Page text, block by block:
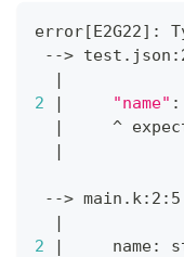
error[E2G22] :
-->
|
2
| "name" :
|
^
|
--> main.k:2:5
|
2
|
name: